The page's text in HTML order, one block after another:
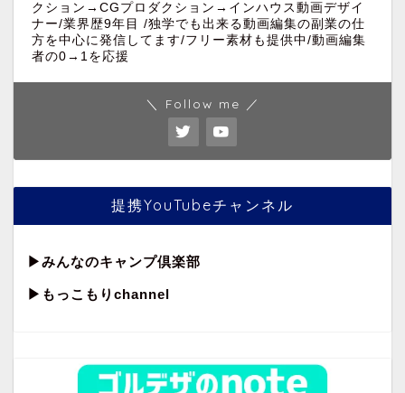
クション→CGプロダクション→インハウス動画デザイ
ナー/業界歴9年目 /独学でも出来る動画編集の副業の仕
方を中心に発信してます/フリー素材も提供中/動画編集
者の0→1を応援
＼ Follow me ／
提携YouTubeチャンネル
▶︎みんなのキャンプ倶楽部
▶︎もっこもりchannel